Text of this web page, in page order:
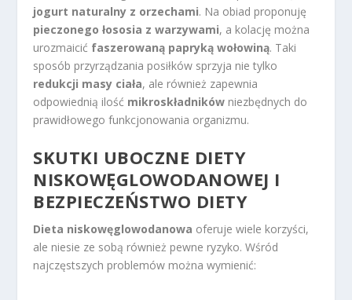
jogurt naturalny z orzechami. Na obiad proponuję
pieczonego łososia z warzywami, a kolację można
urozmaicić faszerowaną papryką wołowiną. Taki
sposób przyrządzania posiłków sprzyja nie tylko
redukcji masy ciała, ale również zapewnia
odpowiednią ilość mikroskładników niezbędnych do
prawidłowego funkcjonowania organizmu.
SKUTKI UBOCZNE DIETY
NISKOWĘGLOWODANOWEJ I
BEZPIECZEŃSTWO DIETY
Dieta niskowęglowodanowa oferuje wiele korzyści,
ale niesie ze sobą również pewne ryzyko. Wśród
najczęstszych problemów można wymienić: